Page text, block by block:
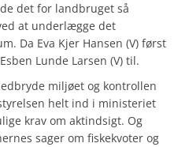
det for landbruget så
at underlægge det
Da Eva Kjer Hansen (V) først
Lunde Larsen (V) til.
miljøet og kontrollen
helt ind i ministeriet
krav om aktindsigt. Og
sager om fiskekvoter og